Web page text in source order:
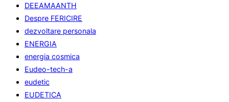
DEEAMAANTH
Despre FERICIRE
dezvoltare personala
ENERGIA
energia cosmica
Eudeo-tech-a
eudetic
EUDETICA